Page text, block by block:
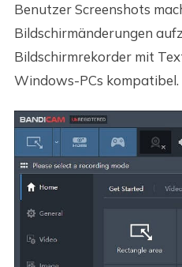
Benutzer Screenshots
Bildschirmänderungen
Bildschirmrekorder mit
Windows-PCs kompatibel.